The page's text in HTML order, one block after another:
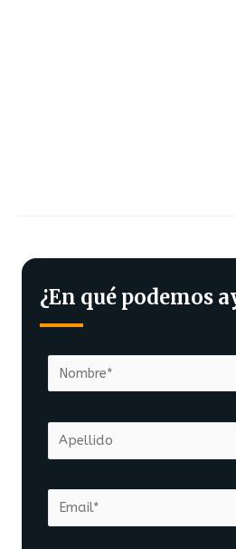
¿En qué podemos